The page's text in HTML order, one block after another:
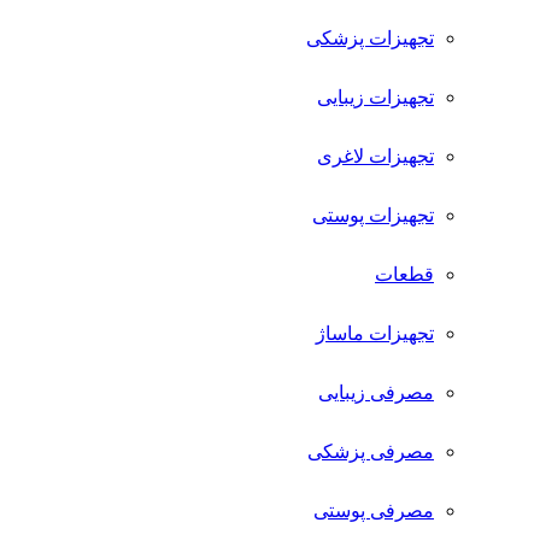
تجهیزات پزشکی
تجهیزات زیبایی
تجهیزات لاغری
تجهیزات پوستی
قطعات
تجهیزات ماساژ
مصرفی زیبایی
مصرفی پزشکی
مصرفی پوستی